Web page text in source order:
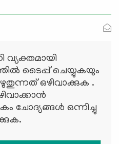
വ്യക്തമായി
ടൈപ്പ് ചെയ്യുകയും
ഒഴിവാക്കുക .
ചോദ്യങ്ങള്‍ ഒന്നിച്ചു